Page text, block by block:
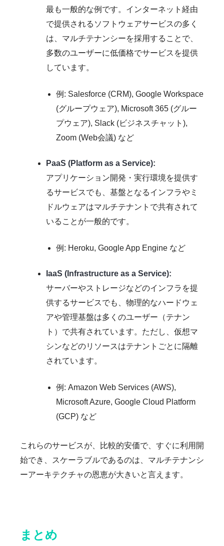
最も一般的な例です。インターネット経由
で提供されるソフトウェアサービスの多く
は、マルチテナンシーを採用することで、
多数のユーザーに低価格でサービスを提供
しています。
例: Salesforce (CRM), Google Workspace
(グループウェア), Microsoft 365 (グルー
プウェア), Slack (ビジネスチャット),
Zoom (Web会議) など
PaaS (Platform as a Service):
アプリケーション開発・実行環境を提供す
るサービスでも、基盤となるインフラやミ
ドルウェアはマルチテナントで共有されて
いることが一般的です。
例: Heroku, Google App Engine など
IaaS (Infrastructure as a Service):
サーバーやストレージなどのインフラを提
供するサービスでも、物理的なハードウェ
アや管理基盤は多くのユーザー（テナン
ト）で共有されています。ただし、仮想マ
シンなどのリソースはテナントごとに隔離
されています。
例: Amazon Web Services (AWS),
Microsoft Azure, Google Cloud Platform
(GCP) など
これらのサービスが、比較的安価で、すぐに利用開
始でき、スケーラブルであるのは、マルチテナンシ
ーアーキテクチャの恩恵が大きいと言えます。
まとめ